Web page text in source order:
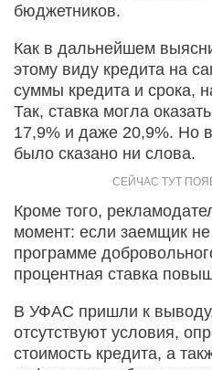
бюджетников.
Как в дальнейшем
этому виду кредита на
суммы кредита и срока,
Так, ставка могла
17,9% и даже 20,9%. Но
было сказано ни слова.
Кроме того,
момент: если заемщик не
программе
процентная ставка
В УФАС пришли к
отсутствуют условия,
стоимость кредита, а